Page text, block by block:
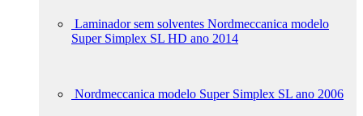
Laminador sem solventes Nordmeccanica modelo
Super Simplex SL HD ano 2014
Nordmeccanica modelo Super Simplex SL ano 2006